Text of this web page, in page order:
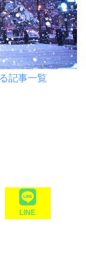
記事一覧
LINE